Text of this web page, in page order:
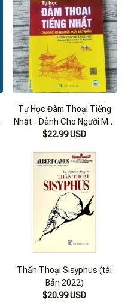
Tự Học Đàm Thoại Tiếng
Nhật - Dành Cho Người Mới
Bắt Đầu
$22.99 USD
Thần Thoại Sisyphus (tái
Bản 2022)
$20.99 USD